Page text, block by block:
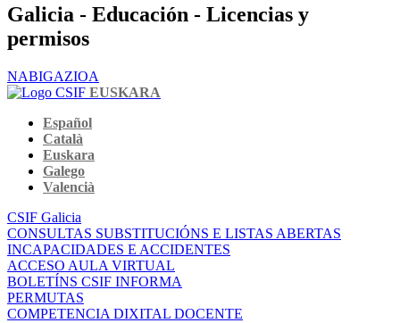
Galicia - Educación - Licencias y
permisos
NABIGAZIOA
EUSKARA
Español
Català
Euskara
Galego
Valencià
CSIF Galicia
CONSULTAS SUBSTITUCIÓNS E LISTAS ABERTAS
INCAPACIDADES E ACCIDENTES
ACCESO AULA VIRTUAL
BOLETÍNS CSIF INFORMA
PERMUTAS
COMPETENCIA DIXITAL DOCENTE